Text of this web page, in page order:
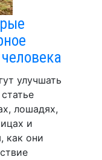
улучшать
лошадях,
и
как они